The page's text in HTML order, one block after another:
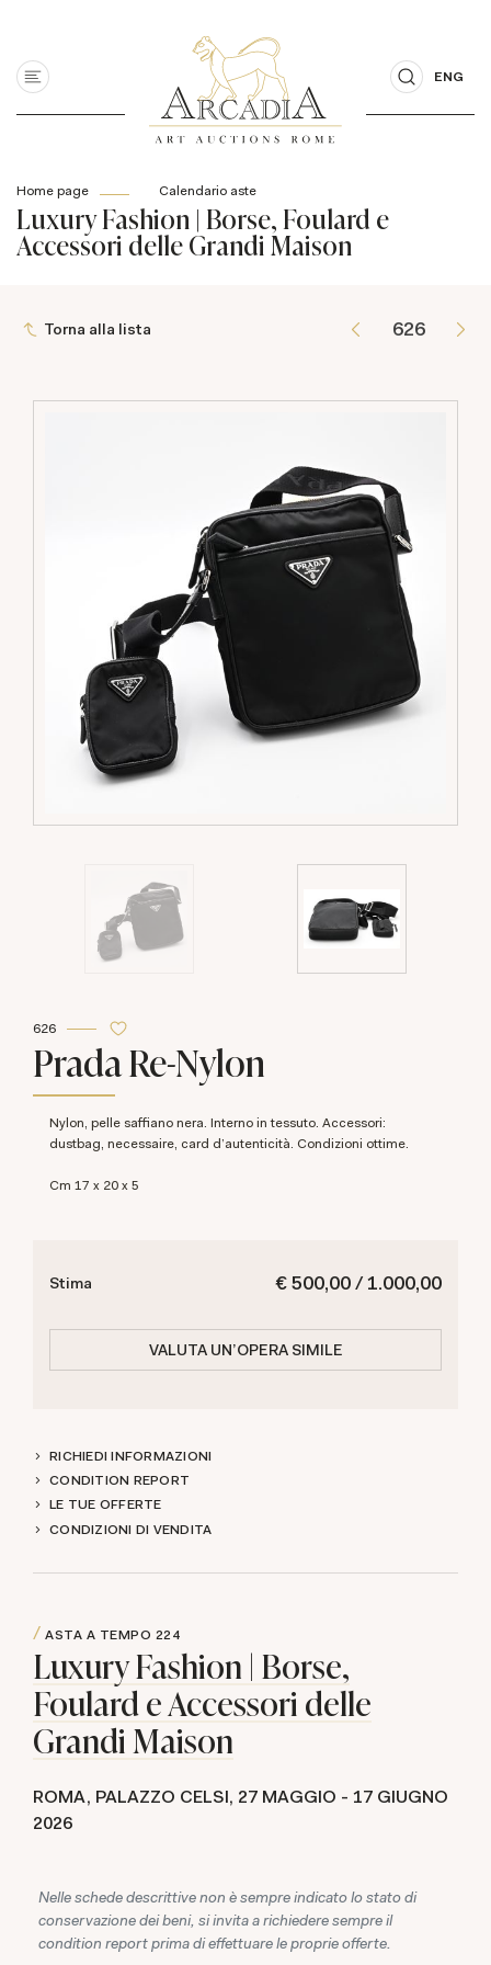
ENG
Home page Calendario aste
Luxury Fashion | Borse, Foulard e
Accessori delle Grandi Maison
Torna alla lista
626
Prada Re-Nylon
Nylon, pelle saffiano nera. Interno in tessuto. Accessori:
dustbag, necessaire, card d'autenticità. Condizioni ottime.
cm 17 x 20 x 5
€ 500,00 / 1.000,00
Stima
VALUTA UN'OPERA SIMILE
RICHIEDI INFORMAZIONI
CONDITION REPORT
LE TUE OFFERTE
CONDIZIONI DI VENDITA
ASTA A TEMPO 224
Luxury Fashion | Borse,
Foulard e Accessori delle
Grandi Maison
ROMA, PALAZZO CELSI, 27 MAGGIO - 17 GIUGNO
2026
Nelle schede descrittive non è sempre indicato lo stato di
conservazione dei beni, si invita a richiedere sempre il
condition report prima di effettuare le proprie offerte.